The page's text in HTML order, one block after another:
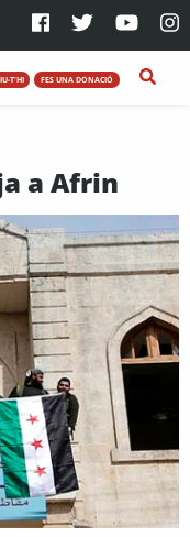
T'HI FES UNA DONACIÓ
a Afrin